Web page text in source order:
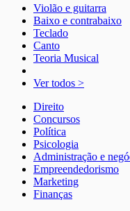
Violão e guitarra
Baixo e contrabaixo
Teclado
Canto
Teoria Musical
Ver todos >
Direito
Concursos
Política
Psicologia
Administração e
Empreendedorismo
Marketing
Finanças